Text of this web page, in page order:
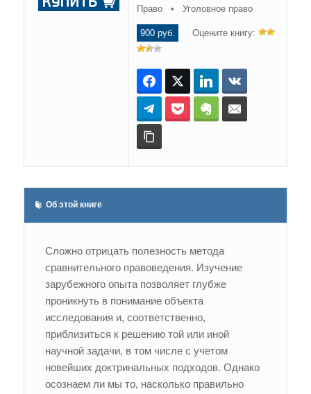
Право • Уголовное право
900 руб. Оцените книгу:
FacebookTwitter LinkedIn
TelegramPocket Evernote
Об этой книге
Сложно отрицать полезность метода
сравнительного правоведения. Изучение
зарубежного опыта позволяет глубже
проникнуть в понимание объекта
исследования и, соответственно,
приблизиться к решению той или иной
научной задачи, в том числе с учетом
новейших доктринальных подходов. Однако
осознаем ли мы то, насколько правильно